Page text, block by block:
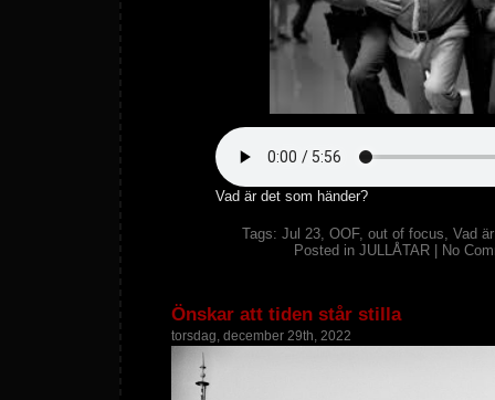
Vad är det som händer?
Tags: Jul 23, OOF, out of focus, Vad
Posted in JULLÅTAR No
Önskar att tiden står stilla
torsdag, december 29th, 2022